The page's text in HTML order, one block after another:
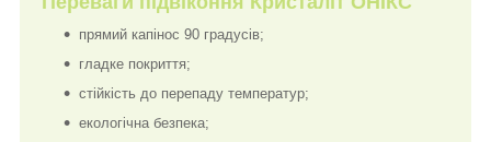
прямий капінос 90 градусів;
гладке покриття;
стійкість до перепаду температур;
екологічна безпека;